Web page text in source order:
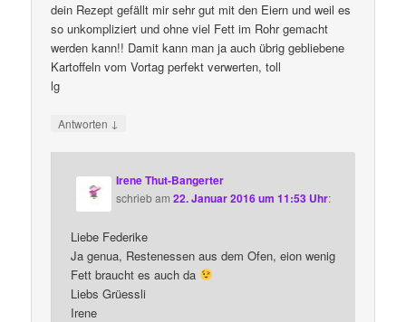
dein Rezept gefällt mir sehr gut mit den Eiern und weil es
so unkompliziert und ohne viel Fett im Rohr gemacht
werden kann!! Damit kann man ja auch übrig gebliebene
Kartoffeln vom Vortag perfekt verwerten, toll
lg
Antworten ↓
Irene Thut-Bangerter
schriebam22. Januar 2016 um 11:53 Uhr:
Liebe Federike
Ja genua, Restenessen aus dem Ofen, eion wenig
Fett braucht es auch da
Liebs Grüessli
Irene